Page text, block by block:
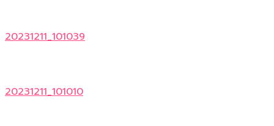
20231211_101039
20231211_101010